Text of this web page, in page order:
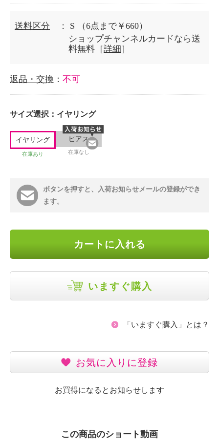
送料区分 ： S
（6点まで￥660）
ショップチャンネルカードなら送
料無料［詳細 ］
返品・交換 ： 不可
サイズ選択： イヤリング
イヤリング
在庫あり
ピアス
在庫なし
ボタンを押すと、入荷お知らせメールの登録ができ
ます。
カートに入れる
いますぐ購入
「いますぐ購入」とは？
お気に入りに登録
お買得になるとお知らせします
この商品のショート動画